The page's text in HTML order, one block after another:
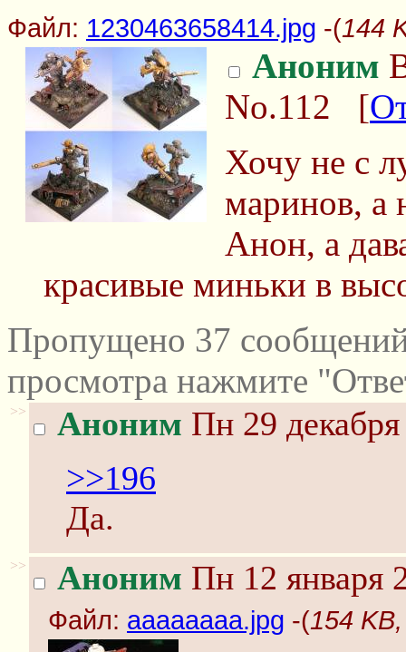
Файл: 1230463658414.jpg -(144
Аноним
No.112 [
Хочу не с
маринов, а
Анон, а
красивые миньки в
Пропущено 37
просмотра нажмите
>> Аноним Пн 29
>>196
Да.
>> Аноним Пн 12 января
Файл: aaaaaaaa.jpg -(154